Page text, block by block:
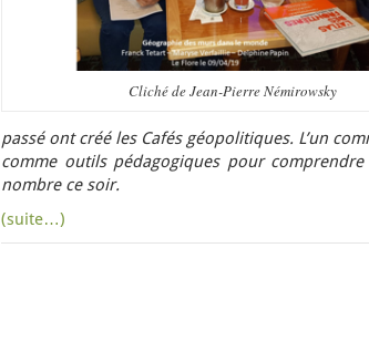
Cliché de Jean-Pierre Némirowsky
passé ont créé les Cafés géopolitiques. L’un
comme outils pédagogiques pour
nombre ce soir.
(suite…)